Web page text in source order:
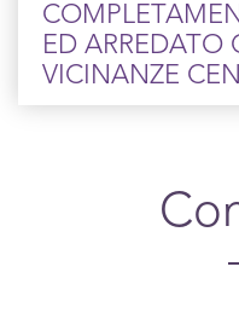
ED ARREDATO
VICINANZE